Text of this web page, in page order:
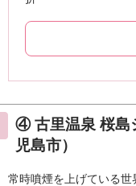
④ 古里温泉 桜島
児島市）
常時噴煙を上げている